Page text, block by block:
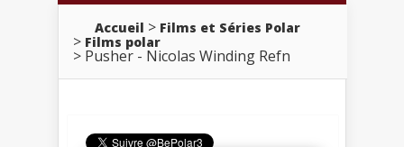
Accueil
Films et Séries Polar
Films polar
Pusher - Nicolas Winding Refn